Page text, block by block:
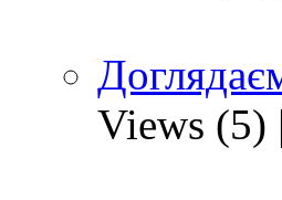
Views (5) |